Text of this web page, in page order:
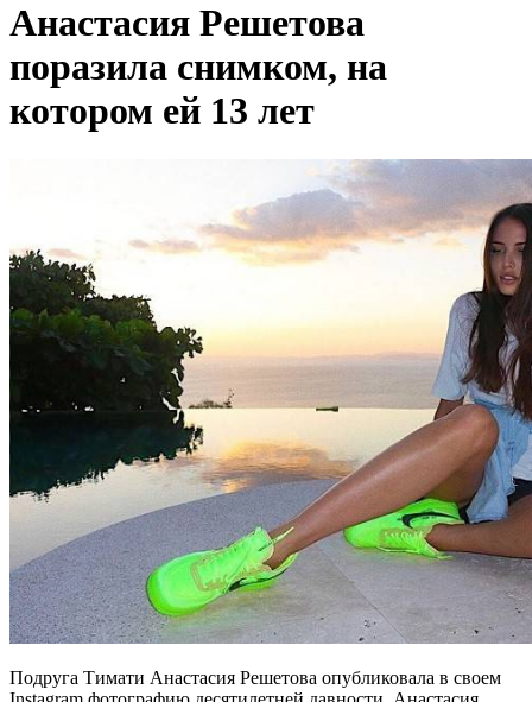
Анастасия Решетова
поразила снимком, на
котором ей 13 лет
Подруга Тимати Анастасия Решетова опубликовала в своем